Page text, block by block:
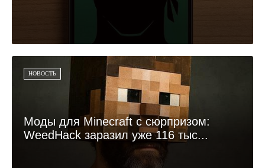
НОВОСТЬ
Моды для Minecraft с сюрпризом:
WeedHack заразил уже 116 тыс...